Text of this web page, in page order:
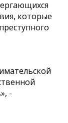
которые
-